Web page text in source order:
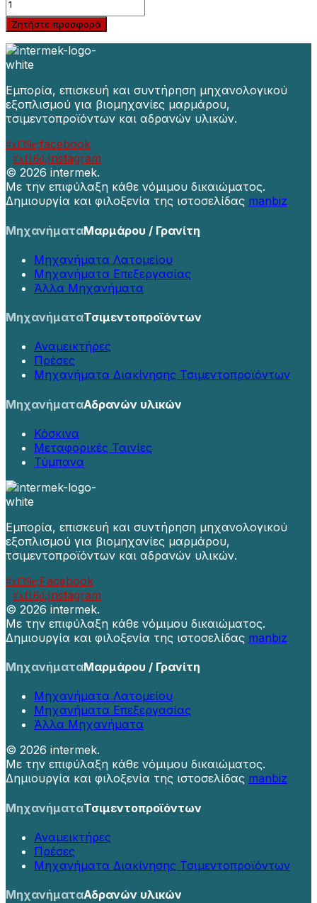
Ζητήστε προσφορά
Εμπορία, επισκευή και συντήρηση μηχανολογικού
εξοπλισμού για βιομηχανίες μαρμάρου,
τσιμεντοπροϊόντων και αδρανών υλικών.
facebook
Instagram
© 2026 intermek.
Με την επιφύλαξη κάθε νόμιμου δικαιώματος.
Δημιουργία και φιλοξενία της ιστοσελίδας manbiz
ΜηχανήματαΜαρμάρου / Γρανίτη
Μηχανήματα Λατομείου
Μηχανήματα Επεξεργασίας
Άλλα Μηχανήματα
ΜηχανήματαΤσιμεντοπροϊόντων
Αναμεικτήρες
Πρέσες
Μηχανήματα Διακίνησης Τσιμεντοπροϊόντων
ΜηχανήματαΑδρανών υλικών
Κόσκινα
Μεταφορικές Ταινίες
Τύμπανα
Εμπορία, επισκευή και συντήρηση μηχανολογικού
εξοπλισμού για βιομηχανίες μαρμάρου,
τσιμεντοπροϊόντων και αδρανών υλικών.
Facebook
Instagram
© 2026 intermek.
Με την επιφύλαξη κάθε νόμιμου δικαιώματος.
Δημιουργία και φιλοξενία της ιστοσελίδας manbiz
ΜηχανήματαΜαρμάρου / Γρανίτη
Μηχανήματα Λατομείου
Μηχανήματα Επεξεργασίας
Άλλα Μηχανήματα
© 2026 intermek.
Με την επιφύλαξη κάθε νόμιμου δικαιώματος.
Δημιουργία και φιλοξενία της ιστοσελίδας manbiz
ΜηχανήματαΤσιμεντοπροϊόντων
Αναμεικτήρες
Πρέσες
Μηχανήματα Διακίνησης Τσιμεντοπροϊόντων
ΜηχανήματαΑδρανών υλικών